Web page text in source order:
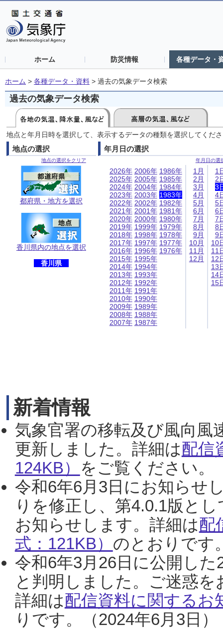
ホーム 防災情報 各種データ・
ホーム > 各種データ・資料 > 過去の気象データ検索
過去の気象データ検索
地点と年月日時を選択して、表示するデータの種類を選択してくだ
地点の選択
地点の選択をクリア
都府県・地方を選択
香川県内の地点を選択
香川県
年月日の選択
年月日の選
2026年
2025年
2024年
2023年
2022年
2021年
2020年
2019年
2018年
2017年
2016年
2015年
2014年
2013年
2012年
2011年
2010年
2009年
2008年
2007年
2006年
2005年
2004年
2003年
2002年
2001年
2000年
1999年
1998年
1997年
1996年
1995年
1994年
1993年
1992年
1991年
1990年
1989年
1988年
1987年
1986年
1985年
1984年
1983年
1982年
1981年
1980年
1979年
1978年
1977年
1976年
1月
2月
3月
4月
5月
6月
7月
8月
9月
10月
11月
12月
1
2
3
4
5
6
7
8
9
10
11
12
13
14
15
新着情報
気象官署の移転及び風向風
更新しました。詳細は配信
124KB） をご覧ください。
令和6年6月3日にお知らせ
りを修正し、第4.0.1版と
お知らせします。詳細は配
式：121KB） のとおりです
令和6年3月26日に公開し
と判明しました。ご迷惑
詳細は配信資料に関するお
りです。（2024年6月3日）